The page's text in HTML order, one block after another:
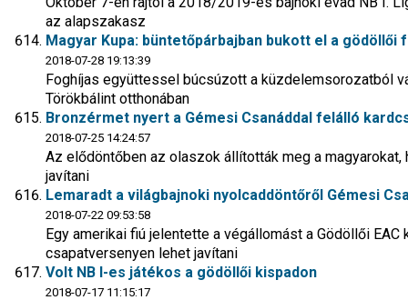
az alapszakasz
Magyar Kupa: büntetőpárbajban bukott el a gödöllői
2018-07-28 19:13:39
Foghíjas együttessel búcsúzott a küzdelemsorozatból
Törökbálint otthonában
Bronzérmet nyert a Gémesi Csanáddal felálló
2018-07-25 14:24:57
Az elődöntőben az olaszok állították meg a
javítani
Lemaradt a világbajnoki nyolcaddöntőről Gémesi
2018-07-22 09:53:58
Egy amerikai fiú jelentette a végállomást a Gödöllői EAC
csapatversenyen lehet javítani
Volt NB I-es játékos a gödöllői kispadon
2018-07-17 11:15:17